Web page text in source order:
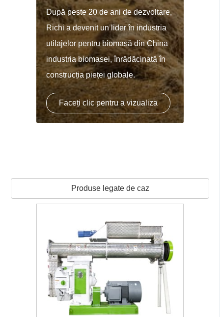
După peste 20 de ani de dezvoltare,
Richi a devenit un lider în industria
utilajelor pentru biomasă din China
industria biomasei, înrădăcinată în
construcția pieței globale.
Faceți clic pentru a vizualiza
Produse legate de caz